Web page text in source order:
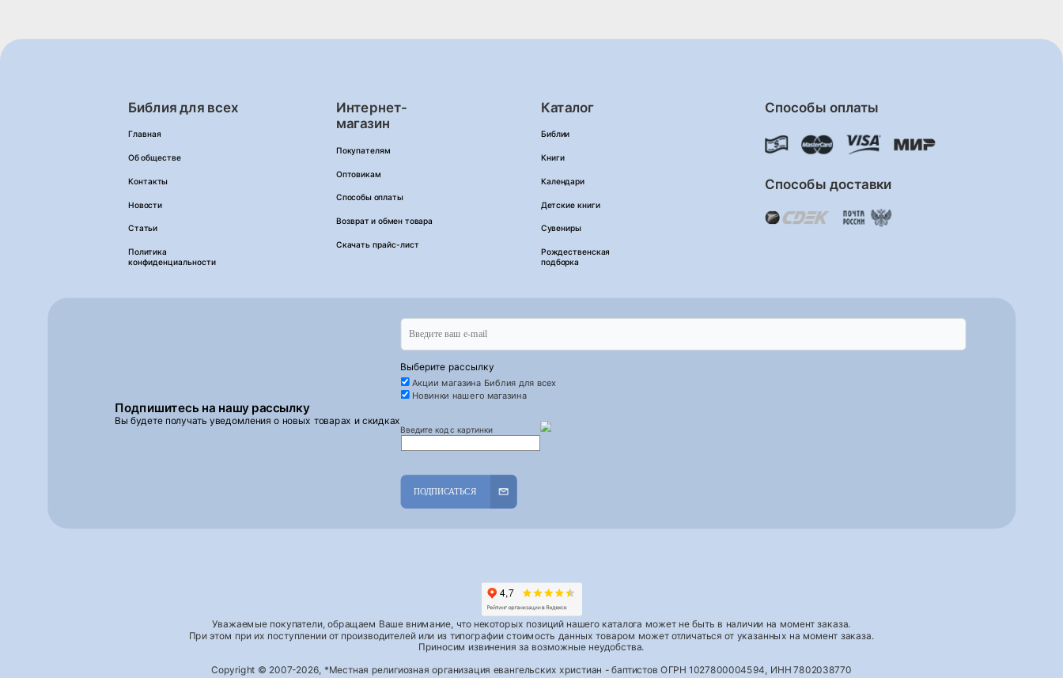
Библия для всех
Главная
Об обществе
Контакты
Новости
Статьи
Политика
конфиденциальности
Интернет-
магазин
Покупателям
Оптовикам
Способы оплаты
Возврат и обмен товара
Скачать прайс-лист
Каталог
Библии
Книги
Календари
Детские книги
Сувениры
Рождественская
подборка
Способы оплаты
Способы доставки
Подпишитесь на нашу рассылку
Вы будете получать уведомления о новых товарах и скидках
Выберите рассылку
Акции магазина Библия для всех
Новинки нашего магазина
Введите код с картинки
ПОДПИСАТЬСЯ
Уважаемые покупатели, обращаем Ваше внимание, что некоторых позиций нашего каталога может не быть в наличии на момент заказа.
При этом при их поступлении от производителей или из типографии стоимость данных товаром может отличаться от указанных на момент заказа.
Приносим извинения за возможные неудобства.
Copyright © 2007-2026, *Местная религиозная организация евангельских христиан - баптистов ОГРН 1027800004594, ИНН 7802038770